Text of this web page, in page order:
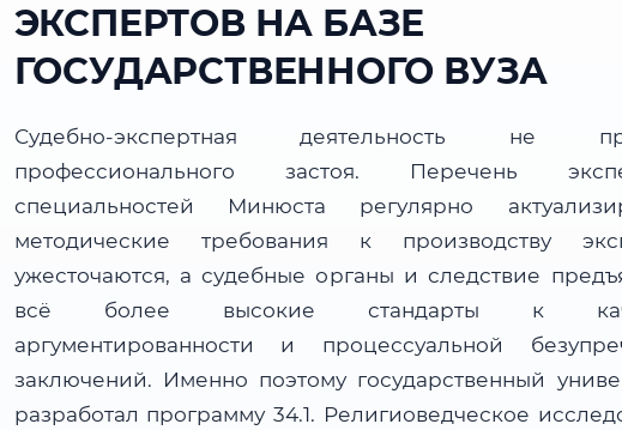
ЭКСПЕРТОВ НА БАЗЕ
ГОСУДАРСТВЕННОГО ВУЗА
Судебно-экспертная деятельность не
профессионального застоя. Перечень
специальностей Минюста регулярно
методические требования к производству
ужесточаются, а судебные органы и следствие
всё более высокие стандарты к
аргументированности и процессуальной
заключений. Именно поэтому государственный
разработал программу 34.1. Религиоведческое